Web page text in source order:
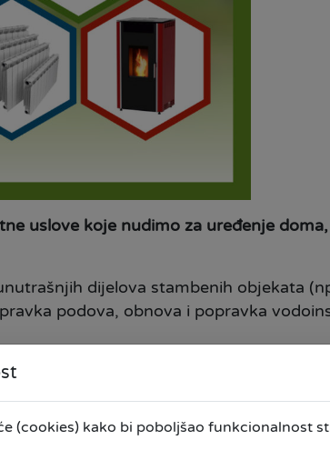
uslove koje nudimo za uređenje
dijelova stambenih objekata
podova, obnova i popravka
uređaja više energetske klase;
koja uključuje zamjenu prozora i
konstrukcije sa izolacijom;
(cookies) kako bi poboljšao funkcionalnost